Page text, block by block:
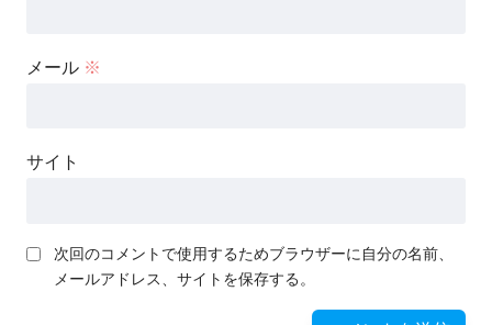
メール ※
サイト
次回のコメントで使用するためブラウザーに自分の名前、
メールアドレス、サイトを保存する。